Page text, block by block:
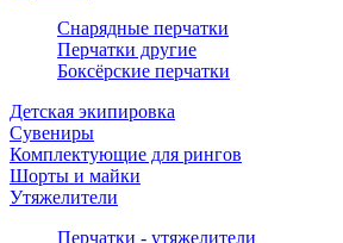
Снарядные перчатки
Перчатки другие
Боксёрские перчатки
Детская экипировка
Сувениры
Комплектующие для рингов
Шорты и майки
Утяжелители
Перчатки - утяжелители